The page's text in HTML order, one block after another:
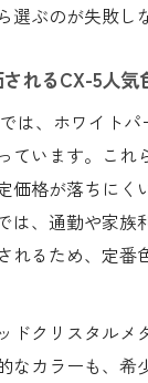
選ぶのが失敗し
れるCX-5人気
は、ホワイト
ています。これ
価格が落ちにく
は、通勤や家族
れるため、定番
ドクリスタルメ
なカラーも、希